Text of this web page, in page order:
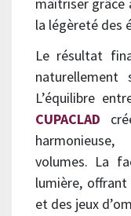
la légèreté des
Le résultat
L’équilibre
CUPACLAD
volumes. La
lumière,
et des jeux